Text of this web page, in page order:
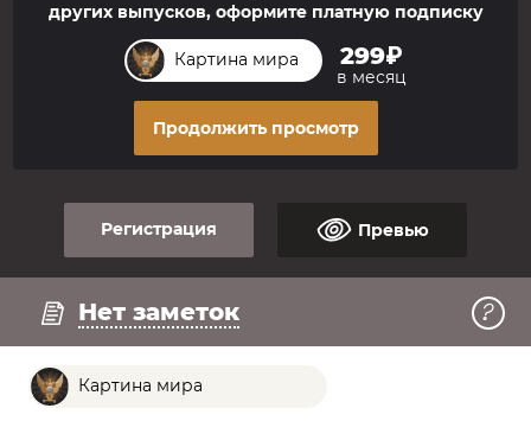
других выпусков, оформите платную подписку
Картина мира 299₽
в месяц
Продолжить просмотр
Регистрация Смотреть превью
Регистрация Превью
Нет заметок
Картина мира